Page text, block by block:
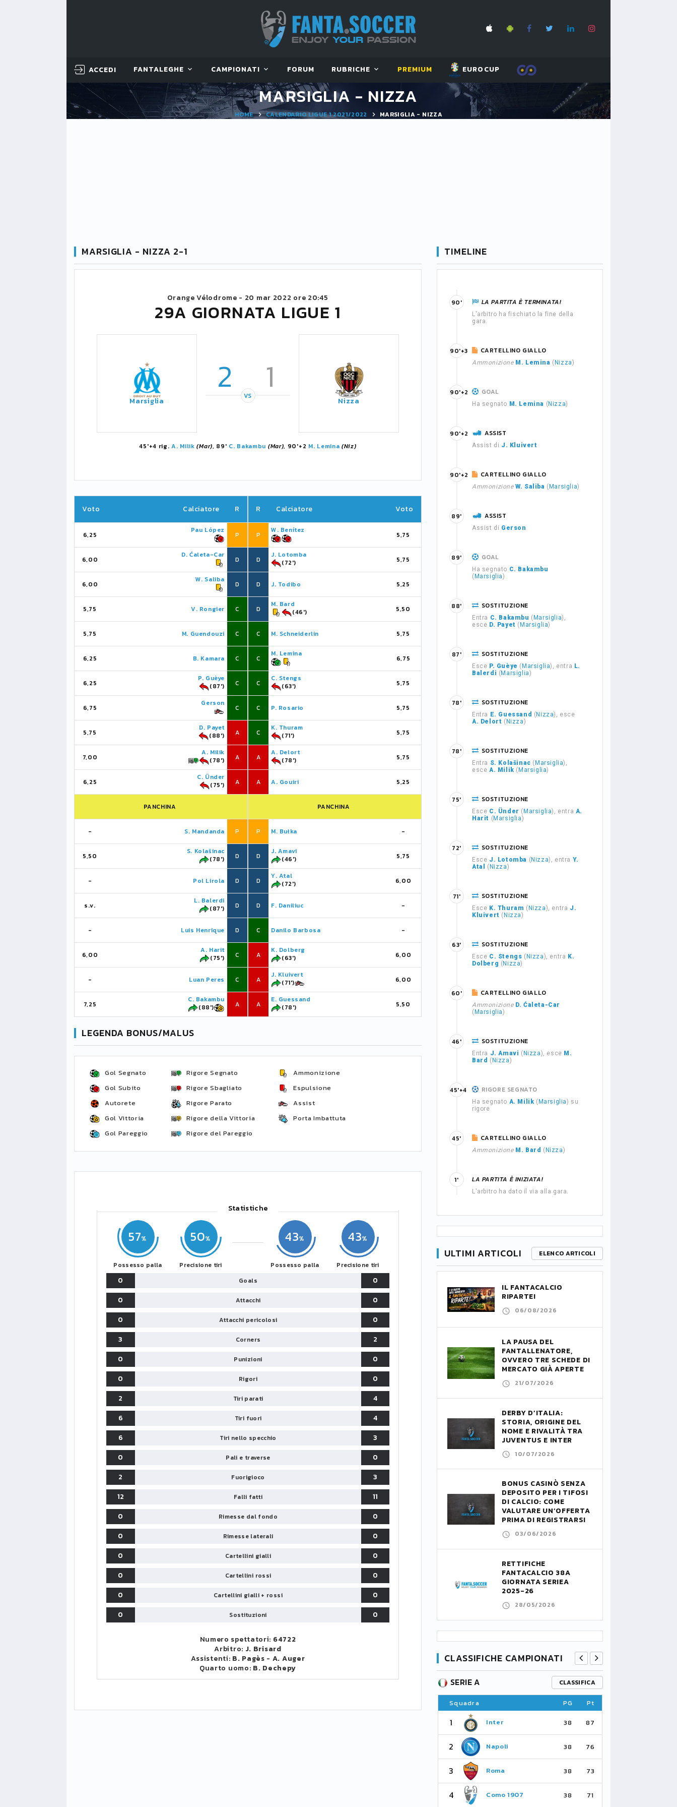
ACCEDI FANTALEGHE CAMPIONATI FORUM RUBRICHE PREMIUM EUROCUP
MARSIGLIA - NIZZA
HOME CALENDARIO LIGUE 1 2021/2022 MARSIGLIA - NIZZA
MARSIGLIA - NIZZA 2-1
Orange Vélodrome - 20 mar 2022 ore 20:45
29A GIORNATA LIGUE 1
Marsiglia
2 1
VS Nizza
45'+4 rig.A. Milik (Mar), 89' C. Bakambu (Mar), 90'+2 M. Lemina (Niz)
Voto Calciatore R
6,25
Pau López
P
6,00
D. Ćaleta-Car
D
6,00
W. Saliba
D
5,75 V. Rongier C
5,75 M. Guendouzi C
6,25 B. Kamara C
6,25
P. Guèye
(87')
C
6,75
Gerson
C
5,75
D. Payet
(88')
A
7,00
A. Milik
(78')
A
6,25
C. Ünder
(75')
A
PANCHINA
- S. Mandanda P
5,50
S. Kolašinac
(78')
D
- Pol Lirola D
s.v.
L. Balerdi
(87')
D
- Luis Henrique D
6,00
A. Harit
(75')
C
- Luan Peres C
7,25
C. Bakambu
(88')
A
R Calciatore Voto
P
W. Benítez
5,75
D
J. Lotomba
(72')
5,75
D J. Todibo 5,25
D
M. Bard
(46')
5,50
C M. Schneiderlin 5,75
C
M. Lemina
6,75
C
C. Stengs
(63')
5,75
C P. Rosario 5,75
C
K. Thuram
(71')
5,75
A
A. Delort
(78')
5,75
A A. Gouiri 5,25
PANCHINA
P M. Bułka -
D
J. Amavi
(46')
5,75
D
Y. Atal
(72')
6,00
D F. Daniliuc -
C Danilo Barbosa -
A
K. Dolberg
(63')
6,00
A
J. Kluivert
(71')
6,00
A
E. Guessand
(78')
5,50
LEGENDA BONUS/MALUS
Gol Segnato
Gol Subito
Autorete
Gol Vittoria
Gol Pareggio
Rigore Segnato
Rigore Sbagliato
Rigore Parato
Rigore della Vittoria
Rigore del Pareggio
Ammonizione
Espulsione
Assist
Porta Imbattuta
Statistiche
57
Possesso palla
50
Precisione tiri
43
Possesso palla
43
Precisione tiri
0 Goals
0
0
Attacchi
0
0
Attacchi pericolosi
0
3
Corners
2
0
Punizioni
0
0
Rigori
0
2
Tiri parati
4
6
Tiri fuori
4
6
Tiri nello specchio
3
0
Pali e traverse
0
2
Fuorigioco
3
12
Falli fatti
11
0
Rimesse dal fondo
0
0
Rimesse laterali
0
0
Cartellini gialli
0
0
Cartellini rossi
0
0
Cartellini gialli + rossi
0
0
Sostituzioni 0
Numero spettatori: 64722
Arbitro: J. Brisard
Assistenti: B. Pagès - A. Auger
Quarto uomo: B. Dechepy
TIMELINE
LA PARTITA È TERMINATA!
L'arbitro ha fischiato la fine della
gara.
90'
CARTELLINO GIALLO
Ammonizione M. Lemina ( Nizza)
90'+3
GOAL
Ha segnato M. Lemina ( Nizza)
90'+2
ASSIST
Assist di J. Kluivert
90'+2
CARTELLINO GIALLO
Ammonizione W. Saliba ( Marsiglia)
90'+2
ASSIST
Assist di Gerson
89'
GOAL
Ha segnato C. Bakambu
( Marsiglia)
89'
SOSTITUZIONE
Entra C. Bakambu ( Marsiglia),
esce D. Payet ( Marsiglia)
88'
SOSTITUZIONE
Esce P. Guèye ( Marsiglia), entra L.
Balerdi ( Marsiglia)
87'
SOSTITUZIONE
Entra E. Guessand ( Nizza), esce
A. Delort ( Nizza)
78'
SOSTITUZIONE
Entra S. Kolašinac ( Marsiglia),
esce A. Milik ( Marsiglia)
78'
SOSTITUZIONE
Esce C. Ünder ( Marsiglia), entra A.
Harit ( Marsiglia)
75'
SOSTITUZIONE
Esce J. Lotomba ( Nizza), entra Y.
Atal
( Nizza)
72'
SOSTITUZIONE
Esce K. Thuram ( Nizza), entra J.
Kluivert ( Nizza)
71'
SOSTITUZIONE
Esce C. Stengs ( Nizza), entra K.
Dolberg ( Nizza)
63'
CARTELLINO GIALLO
Ammonizione D. Ćaleta-Car
( Marsiglia)
60'
SOSTITUZIONE
Entra J. Amavi ( Nizza), esce M.
Bard ( Nizza)
46'
RIGORE SEGNATO
Ha segnato A. Milik ( Marsiglia) su
rigore
45'+4
CARTELLINO GIALLO
Ammonizione M. Bard ( Nizza)
45'
LA PARTITA È INIZIATA!
L'arbitro ha dato il via alla gara.
1'
ULTIMI ARTICOLI ELENCO ARTICOLI
IL FANTACALCIO
RIPARTE!
06/08/2026
LA PAUSA DEL
FANTALLENATORE,
OVVERO TRE SCHEDE DI
MERCATO GIÀ APERTE
21/07/2026
DERBY D’ITALIA:
STORIA, ORIGINE DEL
NOME E RIVALITÀ TRA
JUVENTUS E INTER
10/07/2026
BONUS CASINÒ SENZA
DEPOSITO PER I TIFOSI
DI CALCIO: COME
VALUTARE UN’OFFERTA
PRIMA DI REGISTRARSI
03/06/2026
RETTIFICHE
FANTACALCIO 38A
GIORNATA SERIEA
2025-26
28/05/2026
CLASSIFICHE CAMPIONATI
LIGUE1 CLASSIFICA SERIE B CLASSIFICA SERIE A CLASSIFICA
Squadra PG Pt
1 Inter 38 87
2 Napoli 38 76
3 Roma 38 73
4 Como 1907 38 71